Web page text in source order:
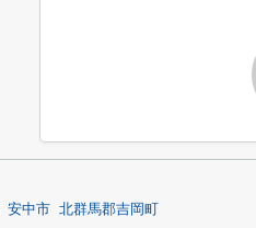
安中市 北群馬郡吉岡町